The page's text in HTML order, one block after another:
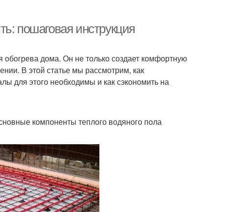
пошаговая инструкция
дома. Он не только создает комфортную
В этой статье мы рассмотрим, как
для этого необходимы и как сэкономить на
компоненты теплого водяного пола